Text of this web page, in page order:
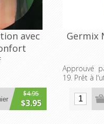
avec
$4.95
$3.95
Germix
Approuvé
19. Prêt à